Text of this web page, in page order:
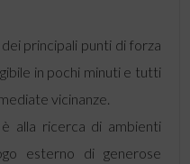
principali punti di forza
in pochi minuti e tutti
vicinanze.
alla ricerca di ambienti
esterno di generose